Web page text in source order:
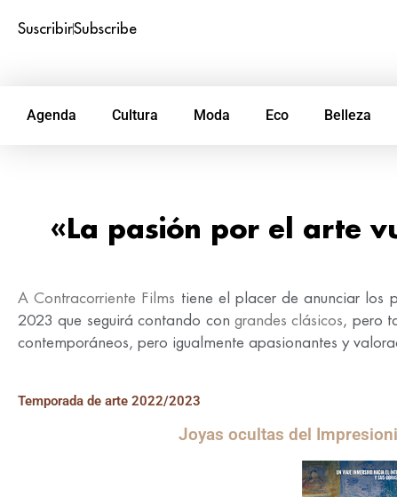
SuscribirSubscribe
Agenda Cultura Moda Eco Belleza
«La pasión por el arte
A Contracorriente Films tiene el placer de anunciar los
2023 que seguirá contando con grandes clásicos, pero
contemporáneos, pero igualmente apasionantes y
Temporada de arte 2022/2023
Joyas ocultas del